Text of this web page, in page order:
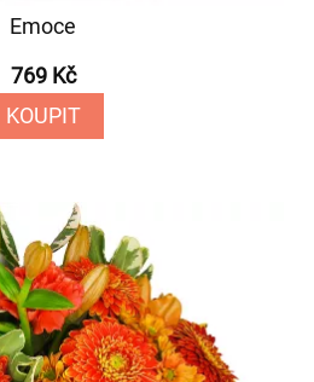
Emoce
769 Kč
KOUPIT